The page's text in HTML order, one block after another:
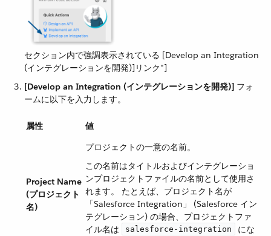
セクション内で強調表示されている [Develop an Integration
(インテグレーションを開発)]リンク"]
[Develop an Integration (インテグレーションを開発)] ​ フォ
ームに以下を入力します。
属性 値
Project Name
(プロジェクト
名)
プロジェクトの一意の名前。
この名前はタイトルおよびインテグレーショ
ンプロジェクトファイルの名前として使用さ
れます。 たとえば、プロジェクト名が
「Salesforce Integration」 (Salesforce イン
テグレーション) の場合、プロジェクトファ
イル名は ​
salesforce-integration
​ にな